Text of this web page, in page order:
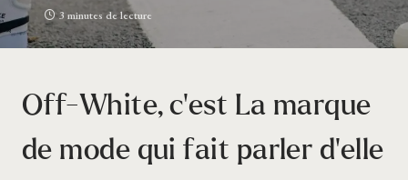
3 minutes de lecture
Off-White, c’est La marque
de mode qui fait parler d’elle